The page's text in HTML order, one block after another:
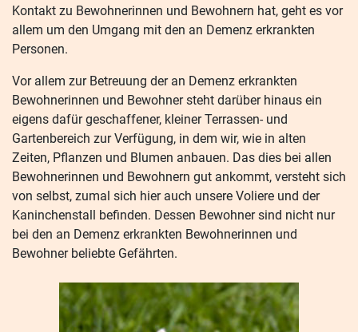
Kontakt zu Bewohnerinnen und Bewohnern hat, geht es vor
allem um den Umgang mit den an Demenz erkrankten
Personen.
Vor allem zur Betreuung der an Demenz erkrankten
Bewohnerinnen und Bewohner steht darüber hinaus ein
eigens dafür geschaffener, kleiner Terrassen- und
Gartenbereich zur Verfügung, in dem wir, wie in alten
Zeiten, Pflanzen und Blumen anbauen. Das dies bei allen
Bewohnerinnen und Bewohnern gut ankommt, versteht sich
von selbst, zumal sich hier auch unsere Voliere und der
Kaninchenstall befinden. Dessen Bewohner sind nicht nur
bei den an Demenz erkrankten Bewohnerinnen und
Bewohner beliebte Gefährten.